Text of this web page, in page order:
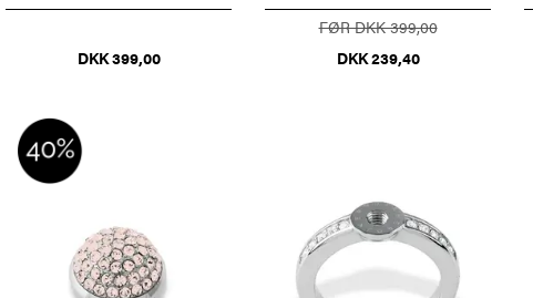
DKK 399,00
FØR DKK 399,00
DKK 239,40